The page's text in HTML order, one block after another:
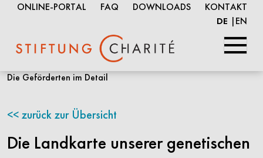
zum
ONLINE-PORTAL FAQ DOWNLOADS KONTAKT
DE EN
Die Geförderten im Detail
zurück zur Übersicht
Die Landkarte unserer genetischen